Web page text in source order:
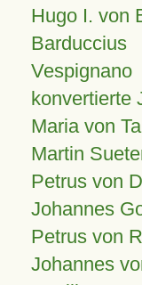
Hugo I. von
Vespignano
konvertierte
Maria von
Martin
Petrus von
Johannes
Petrus von
Johannes